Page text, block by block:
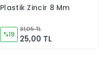
Sepete Ekle
Plastik Zincir 8 Mm
%19
31,05 TL
25,00 TL